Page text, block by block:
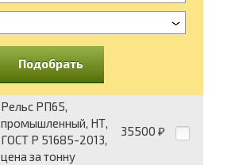
Подобрать
Рельс РП65,
промышленный, НТ,
ГОСТ Р 51685-2013,
цена за тонну
35500 ₽